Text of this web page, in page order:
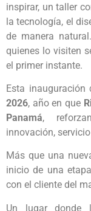
inspirar, un taller
la tecnología, el
de manera
quienes lo visiten
el primer instante.
Esta
2026, año en que
Panamá,
innovación,
Más que una
inicio de una
con el cliente del
Un lugar donde